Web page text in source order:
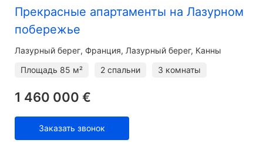
Прекрасные апартаменты на Лазурном
побережье
Лазурный берег Франция, Лазурный берег, Канны
Площадь 85 м² 2 спальни 3 комнаты
1 460 000 €
Заказать звонок